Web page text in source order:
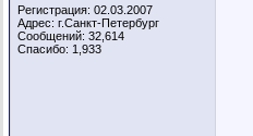
Регистрация: 02.03.2007
Адрес: г.Санкт-Петербург
Сообщений: 32,614
Спасибо: 1,933